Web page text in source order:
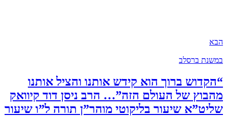
הבא
במשנת ברסלב
“הקדוש ברוך הוא קידש אותנו והציל אותנו
מהבוץ של העולם הזה”… הרב ניסן דוד קיוואק
שליט”א שיעור בליקוטי מוהר”ן תורה ל”ו שיעור